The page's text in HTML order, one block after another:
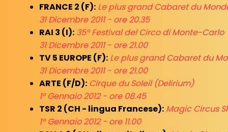
FRANCE 2 (F): Le plus grand Cabaret du
31 Dicembre 2011 - ore 20.35
RAI 3 (I): 35° Festival del Circo di Monte-Carlo
31 Dicembre 2011 - ore 21.00
TV 5 EUROPE (F): Le plus grand Cabaret du
31 Dicembre 2011 - ore 21.00
ARTE (F/D): Cirque du Soleil (Delirium)
1° Gennaio 2012 - ore 08.45
TSR 2 (CH - lingua Francese): Magic Circus
1° Gennaio 2012 - ore 11.00